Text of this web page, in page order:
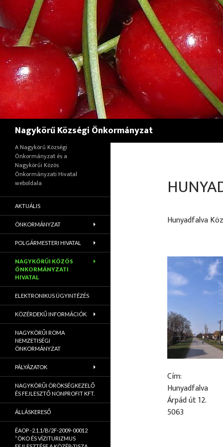
Nagykörű Községi Önkormányzat
Hunyadfalva
Cím:
Hunyadfalva
Árpád út 12.
5063
A Nagykörű Községi
Önkormányzat és a
Nagykörűi Közös
Önkormányzati Hivatal
weboldala
AKTUÁLIS
ÖNKORMÁNYZAT
POLGÁRMESTERI HIVATAL
NAGYKÖRŰI KÖZÖS
ÖNKORMÁNYZATI
HIVATAL
ELEKTRONIKUS ÜGYINTÉZÉS
KÖZÉRDEKŰ INFORMÁCIÓK
NAGYKÖRŰI ROMA
NEMZETISÉGI
ÖNKORMÁNYZAT
PÁLYÁZATOK
NAGYKÖRŰI ÖRÖKSÉGKEZELŐ
ÉS FEJLESZTŐ NONPROFIT KFT.
ÁLLÁSKERESŐ
ÉAOP -2.1.1/B/2F-2009-00012
“ÖKO ÉS VÍZITURIZMUS